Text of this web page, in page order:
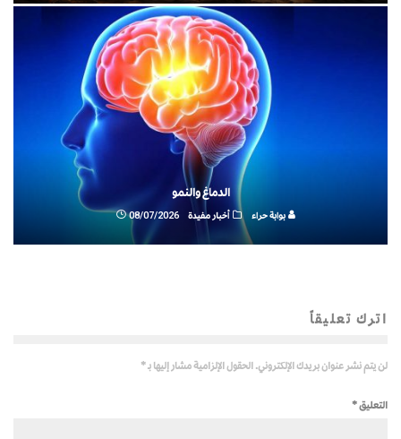
الدماغ والنمو
بوابة حراء أخبار مفيدة 08/07/2026
اترك تعليقاً
لن يتم نشر عنوان بريدك الإلكتروني. الحقول الإلزامية مشار إليها بـ*
التعليق*